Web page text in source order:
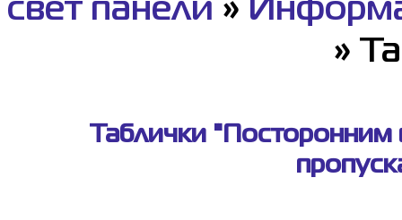
свет панели »
»
Таблички